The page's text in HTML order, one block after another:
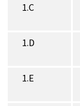
1.C
1.D
1.E